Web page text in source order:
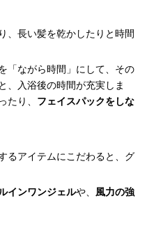
、長い髪を乾かしたりと時間
「ながら時間」にして、その
、入浴後の時間が充実しま
たり、 フェイスパックをしな
るアイテムにこだわると、グ
インワンジェルや、 風力の強